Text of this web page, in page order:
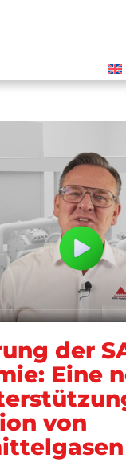
der
Eine
von